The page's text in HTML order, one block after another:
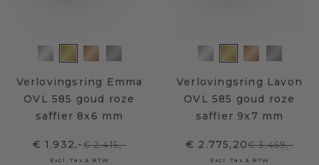
Verlovingsring Emma
OVL 585 goud roze
saffier 8x6 mm
€ 1.932,-€ 2.415,-
Excl. Tax & BTW
Verlovingsring Lavon
OVL 585 goud roze
saffier 9x7 mm
€ 2.775,20€ 3.469,-
Excl. Tax & BTW